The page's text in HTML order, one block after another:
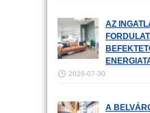
AZ
2026-07-30
A